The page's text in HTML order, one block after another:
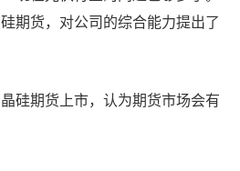
期货，对公司的综合能力提出了
硅期货上市，认为期货市场会有